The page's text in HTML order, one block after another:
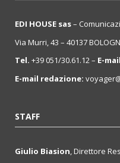
EDI HOUSE sas–
Via Murri, 43 – 40137
Tel. +39 051/30.61.12 – E-
E-mail redazione:
STAFF
Giulio Biasion, Direttore